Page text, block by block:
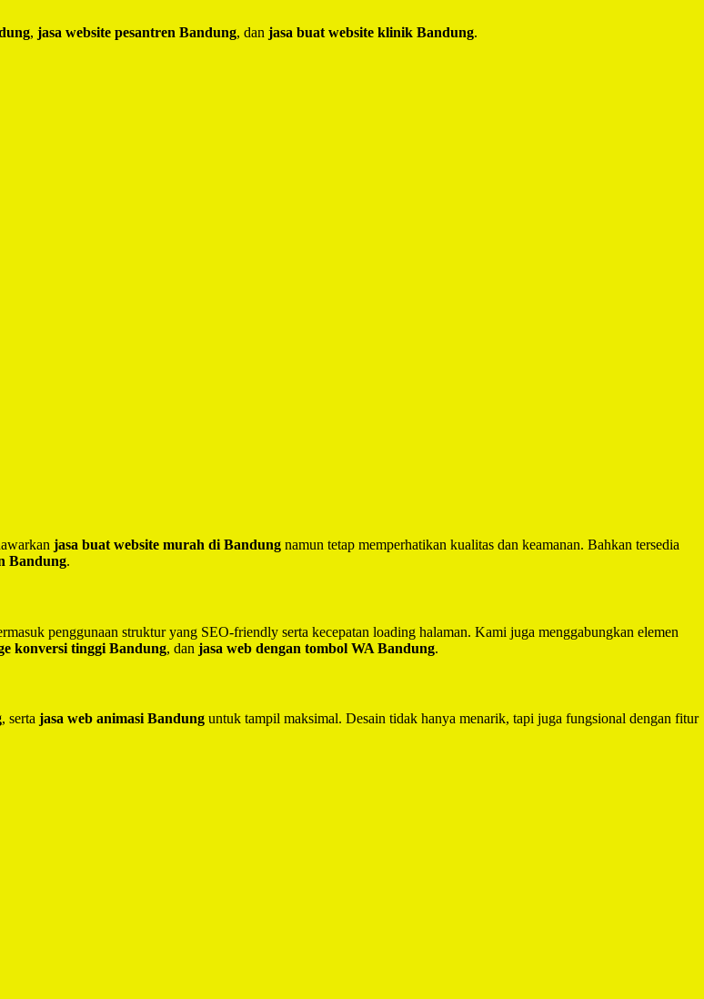
, jasa website pesantren Bandung, dan jasa buat website klinik Bandung.
jasa buat website murah di Bandung namun tetap memperhatikan kualitas dan keamanan. Bahkan tersedia
Bandung.
penggunaan struktur yang SEO-friendly serta kecepatan loading halaman. Kami juga menggabungkan elemen
konversi tinggi Bandung, dan jasa web dengan tombol WA Bandung.
, serta jasa web animasi Bandung untuk tampil maksimal. Desain tidak hanya menarik, tapi juga fungsional dengan fitur